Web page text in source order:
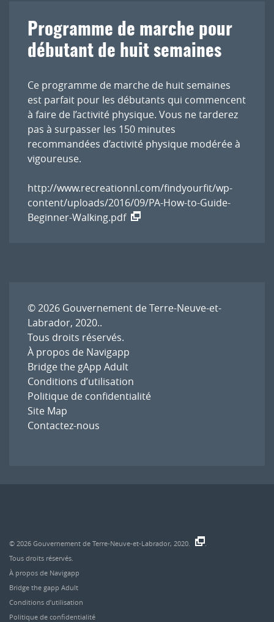
Programme de marche pour
débutant de huit semaines
Ce programme de marche de huit semaines
est parfait pour les débutants qui commencent
à faire de l’activité physique. Vous ne tarderez
pas à surpasser les 150 minutes
recommandées d’activité physique modérée à
vigoureuse.
http://www.recreationnl.com/findyourfit/wp-
content/uploads/2016/09/PA-How-to-Guide-
Beginner-Walking.pdf
© 2026 Gouvernement de Terre-Neuve-et-
Labrador, 2020..
Tous droits réservés.
À propos de Navigapp
Bridge the gApp Adult
Conditions d’utilisation
Politique de confidentialité
Site Map
Contactez-nous
© 2026 Gouvernement de Terre-Neuve-et-Labrador, 2020.
.
Tous droits réservés.
À propos de Navigapp
Bridge the gapp Adult
Conditions d’utilisation
Politique de confidentialité